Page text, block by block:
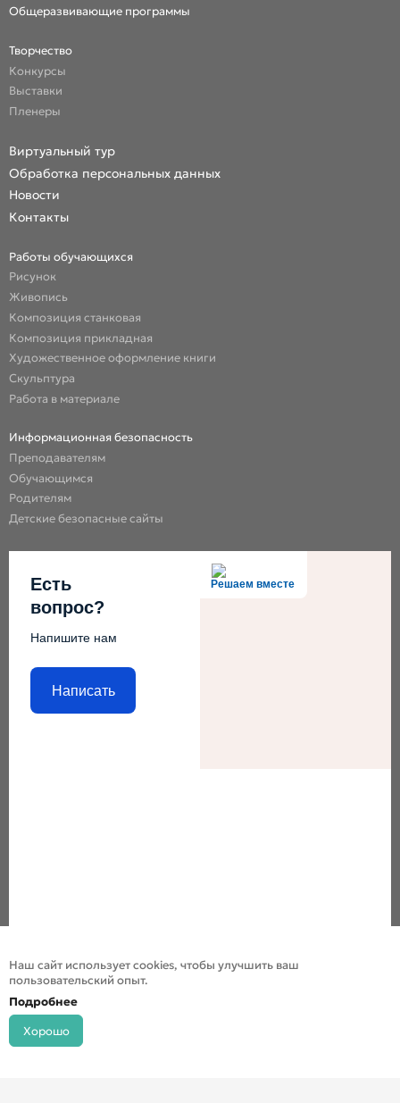
Общеразвивающие программы
Творчество
Конкурсы
Выставки
Пленеры
Виртуальный тур
Обработка персональных данных
Новости
Контакты
Работы обучающихся
Рисунок
Живопись
Композиция станковая
Композиция прикладная
Художественное оформление книги
Скульптура
Работа в материале
Информационная безопасность
Преподавателям
Обучающимся
Родителям
Детские безопасные сайты
Решаем вместе
Есть
вопрос?
Напишите нам
Написать
Наш сайт использует cookies, чтобы улучшить ваш
пользовательский опыт.
Подробнее
Хорошо